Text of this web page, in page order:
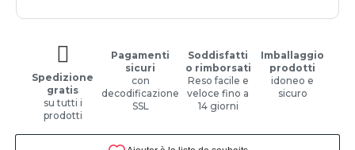
Spedizione
gratis
su tutti i
prodotti
Pagamenti
sicuri
con
decodificazione
SSL
Soddisfatti
o rimborsati
Reso facile e
veloce fino a
14 giorni
Imballaggio
prodotti
idoneo e
sicuro